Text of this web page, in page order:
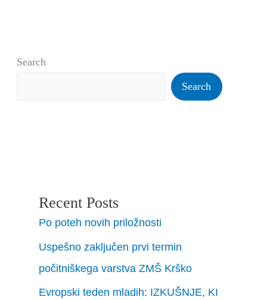
Search
Search
Recent Posts
Po poteh novih priložnosti
Uspešno zaključen prvi termin
počitniškega varstva ZMŠ Krško
Evropski teden mladih: IZKUŠNJE, KI